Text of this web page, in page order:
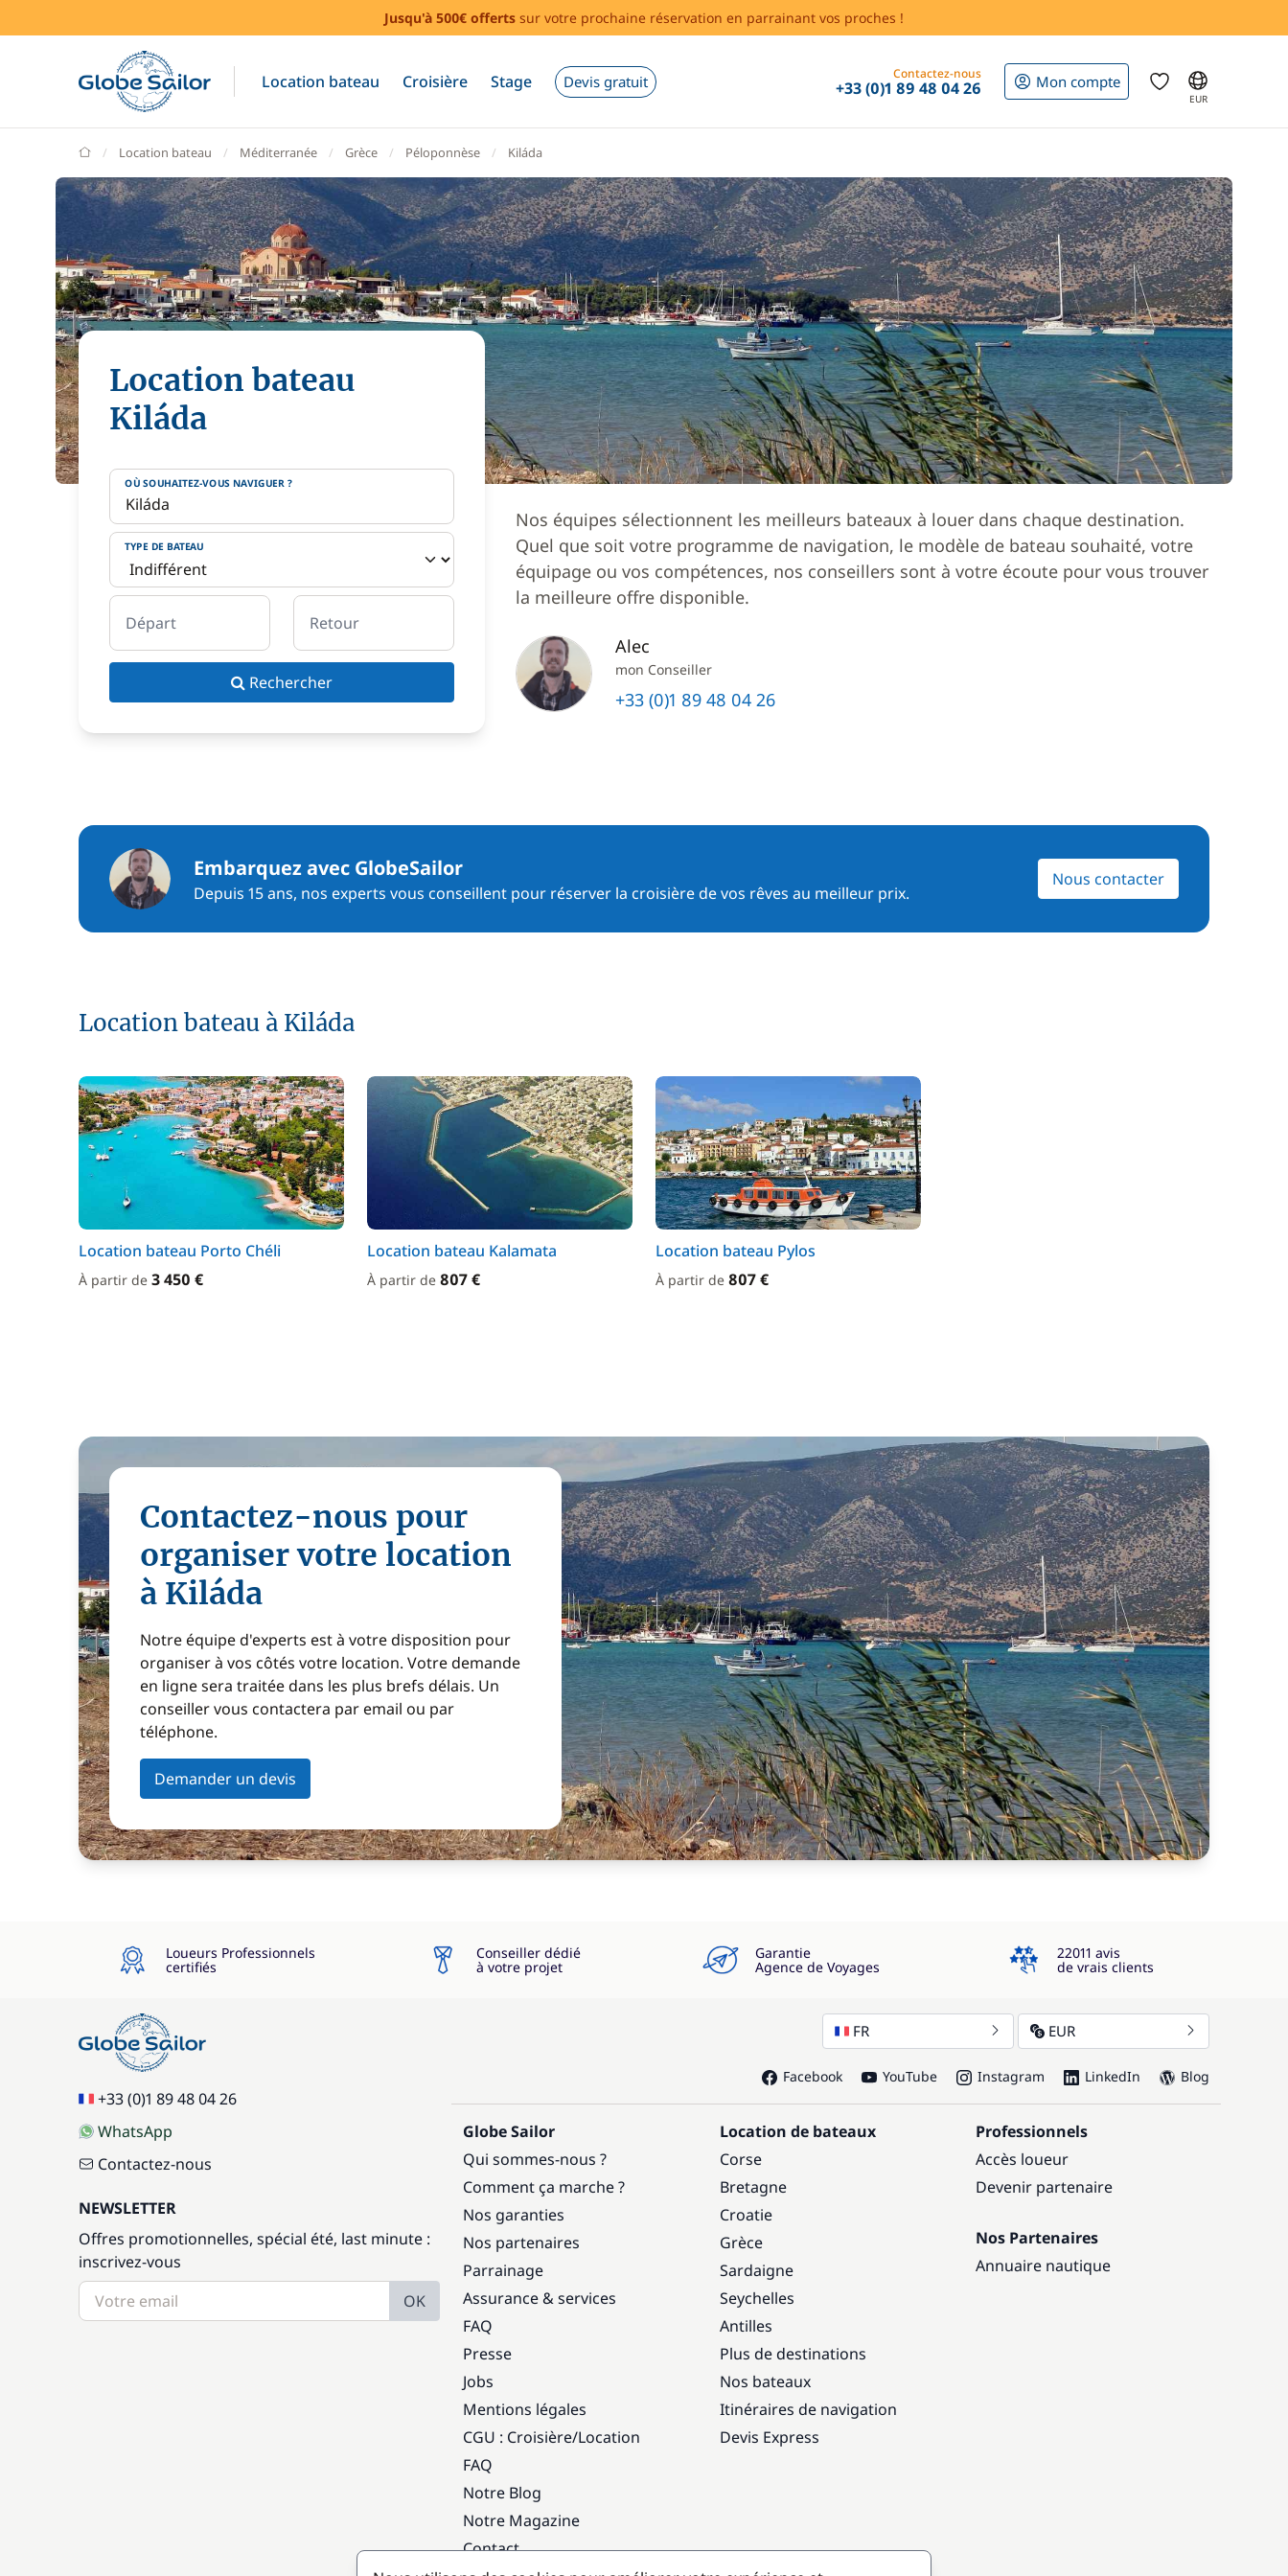
Jusqu'à 500€ offerts sur votre prochaine réservation en parrainant vos proches !
Location bateau Croisière Stage Devis gratuit Contactez-nous
+33 (0)1 89 48 04 26 Mon compte
EUR
GlobeSailor
Location bateau Méditerranée Grèce Péloponnèse Kiláda
Location bateau
Kiláda
OÙ SOUHAITEZ-VOUS NAVIGUER ?
TYPE DE BATEAU
Départ Retour
Rechercher
Nos équipes sélectionnent les meilleurs bateaux à louer dans chaque destination.
Quel que soit votre programme de navigation, le modèle de bateau souhaité, votre
équipage ou vos compétences, nos conseillers sont à votre écoute pour vous trouver
la meilleure offre disponible.
Alec
mon Conseiller
+33 (0)1 89 48 04 26
Embarquez avec GlobeSailor
Depuis 15 ans, nos experts vous conseillent pour réserver la croisière de vos rêves au meilleur prix.
Nous contacter
Location bateau à Kiláda
Location bateau Porto Chéli
À partir de 3 450 €
Location bateau Kalamata
À partir de 807 €
Location bateau Pylos
À partir de 807 €
Contactez-nous pour
organiser votre location
à Kiláda
Notre équipe d'experts est à votre disposition pour
organiser à vos côtés votre location. Votre demande
en ligne sera traitée dans les plus brefs délais. Un
conseiller vous contactera par email ou par
téléphone.
Demander un devis
Loueurs Professionnels
certifiés
Conseiller dédié
à votre projet
Garantie
Agence de Voyages
4.3
22011 avis
de vrais clients
+33 (0)1 89 48 04 26
WhatsApp
Contactez-nous
NEWSLETTER
Offres promotionnelles, spécial été, last minute :
inscrivez-vous
OK
FR EUR
Facebook YouTube Instagram LinkedIn Blog
Globe Sailor
Qui sommes-nous ?
Comment ça marche ?
Nos garanties
Nos partenaires
Parrainage
Assurance & services
FAQ
Presse
Jobs
Mentions légales
CGU : Croisière/Location
FAQ
Notre Blog
Notre Magazine
Contact
Location de bateaux
Corse
Bretagne
Croatie
Grèce
Sardaigne
Seychelles
Antilles
Plus de destinations
Nos bateaux
Itinéraires de navigation
Devis Express
Professionnels
Accès loueur
Devenir partenaire
Nos Partenaires
Annuaire nautique